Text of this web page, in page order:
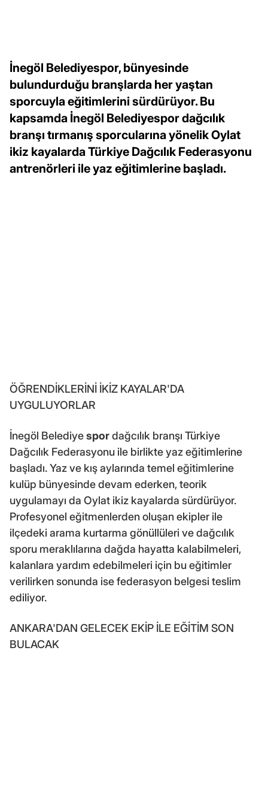
İnegöl Belediyespor, bünyesinde
bulundurduğu branşlarda her yaştan
sporcuyla eğitimlerini sürdürüyor. Bu
kapsamda İnegöl Belediyespor dağcılık
branşı tırmanış sporcularına yönelik Oylat
ikiz kayalarda Türkiye Dağcılık Federasyonu
antrenörleri ile yaz eğitimlerine başladı.
ÖĞRENDİKLERİNİ İKİZ KAYALAR'DA
UYGULUYORLAR
İnegöl Belediyespordağcılık branşı Türkiye
Dağcılık Federasyonu ile birlikte yaz eğitimlerine
başladı. Yaz ve kış aylarında temel eğitimlerine
kulüp bünyesinde devam ederken, teorik
uygulamayı da Oylat ikiz kayalarda sürdürüyor.
Profesyonel eğitmenlerden oluşan ekipler ile
ilçedeki arama kurtarma gönüllüleri ve dağcılık
sporu meraklılarına dağda hayatta kalabilmeleri,
kalanlara yardım edebilmeleri için bu eğitimler
verilirken sonunda ise federasyon belgesi teslim
ediliyor.
ANKARA'DAN GELECEK EKİP İLE EĞİTİM SON
BULACAK